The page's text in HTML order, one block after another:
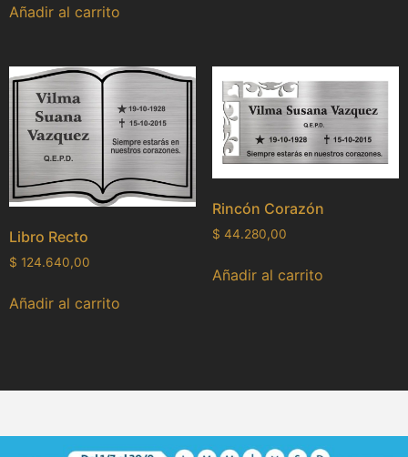
Añadir al carrito
Libro Recto
$ 124.640,00
Añadir al carrito
Rincón Corazón
$ 44.280,00
Añadir al carrito